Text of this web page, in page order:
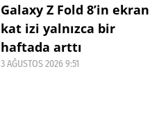
Galaxy Z Fold 8’in ekran
kat izi yalnızca bir
haftada arttı
3 AĞUSTOS 2026 9:51